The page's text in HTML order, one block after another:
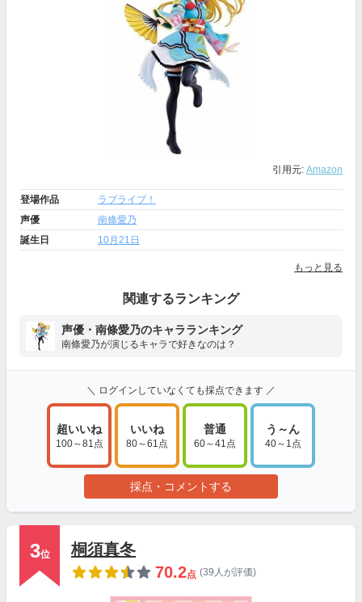
引用元: Amazon
登場作品
ラブライブ！
声優
南條愛乃
誕生日
10月21日
もっと見る
関連するランキング
声優・南條愛乃のキャラランキング
南條愛乃が演じるキャラで好きなのは？
＼ ログインしていなくても採点できます ／
超いいね
100～81点
いいね
80～61点
普通
60～41点
う～ん
40～1点
採点・コメントする
3位
桐須真冬
70.2点 (39人が評価)